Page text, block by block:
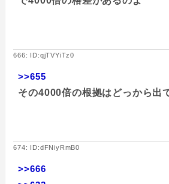
666: ID:qjTVYiTz0
>>655
その4000倍の根拠はどっから出
674: ID:dFNiyRmB0
>>666